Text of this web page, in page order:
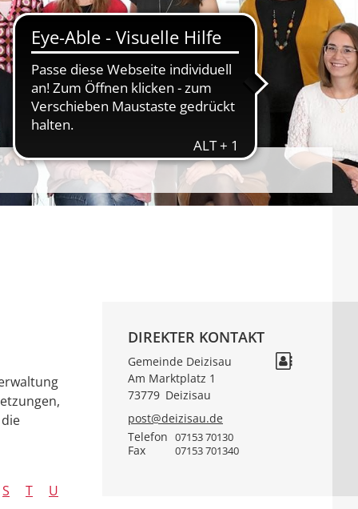
S T U
DIREKTER KONTAKT
Gemeinde Deizisau
Am Marktplatz 1
73779 Deizisau
post@deizisau.de
Telefon 07153 70130
Fax 07153 701340